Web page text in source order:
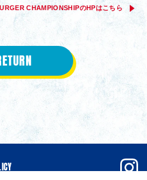
CHAMPIONSHIPのHPはこちら